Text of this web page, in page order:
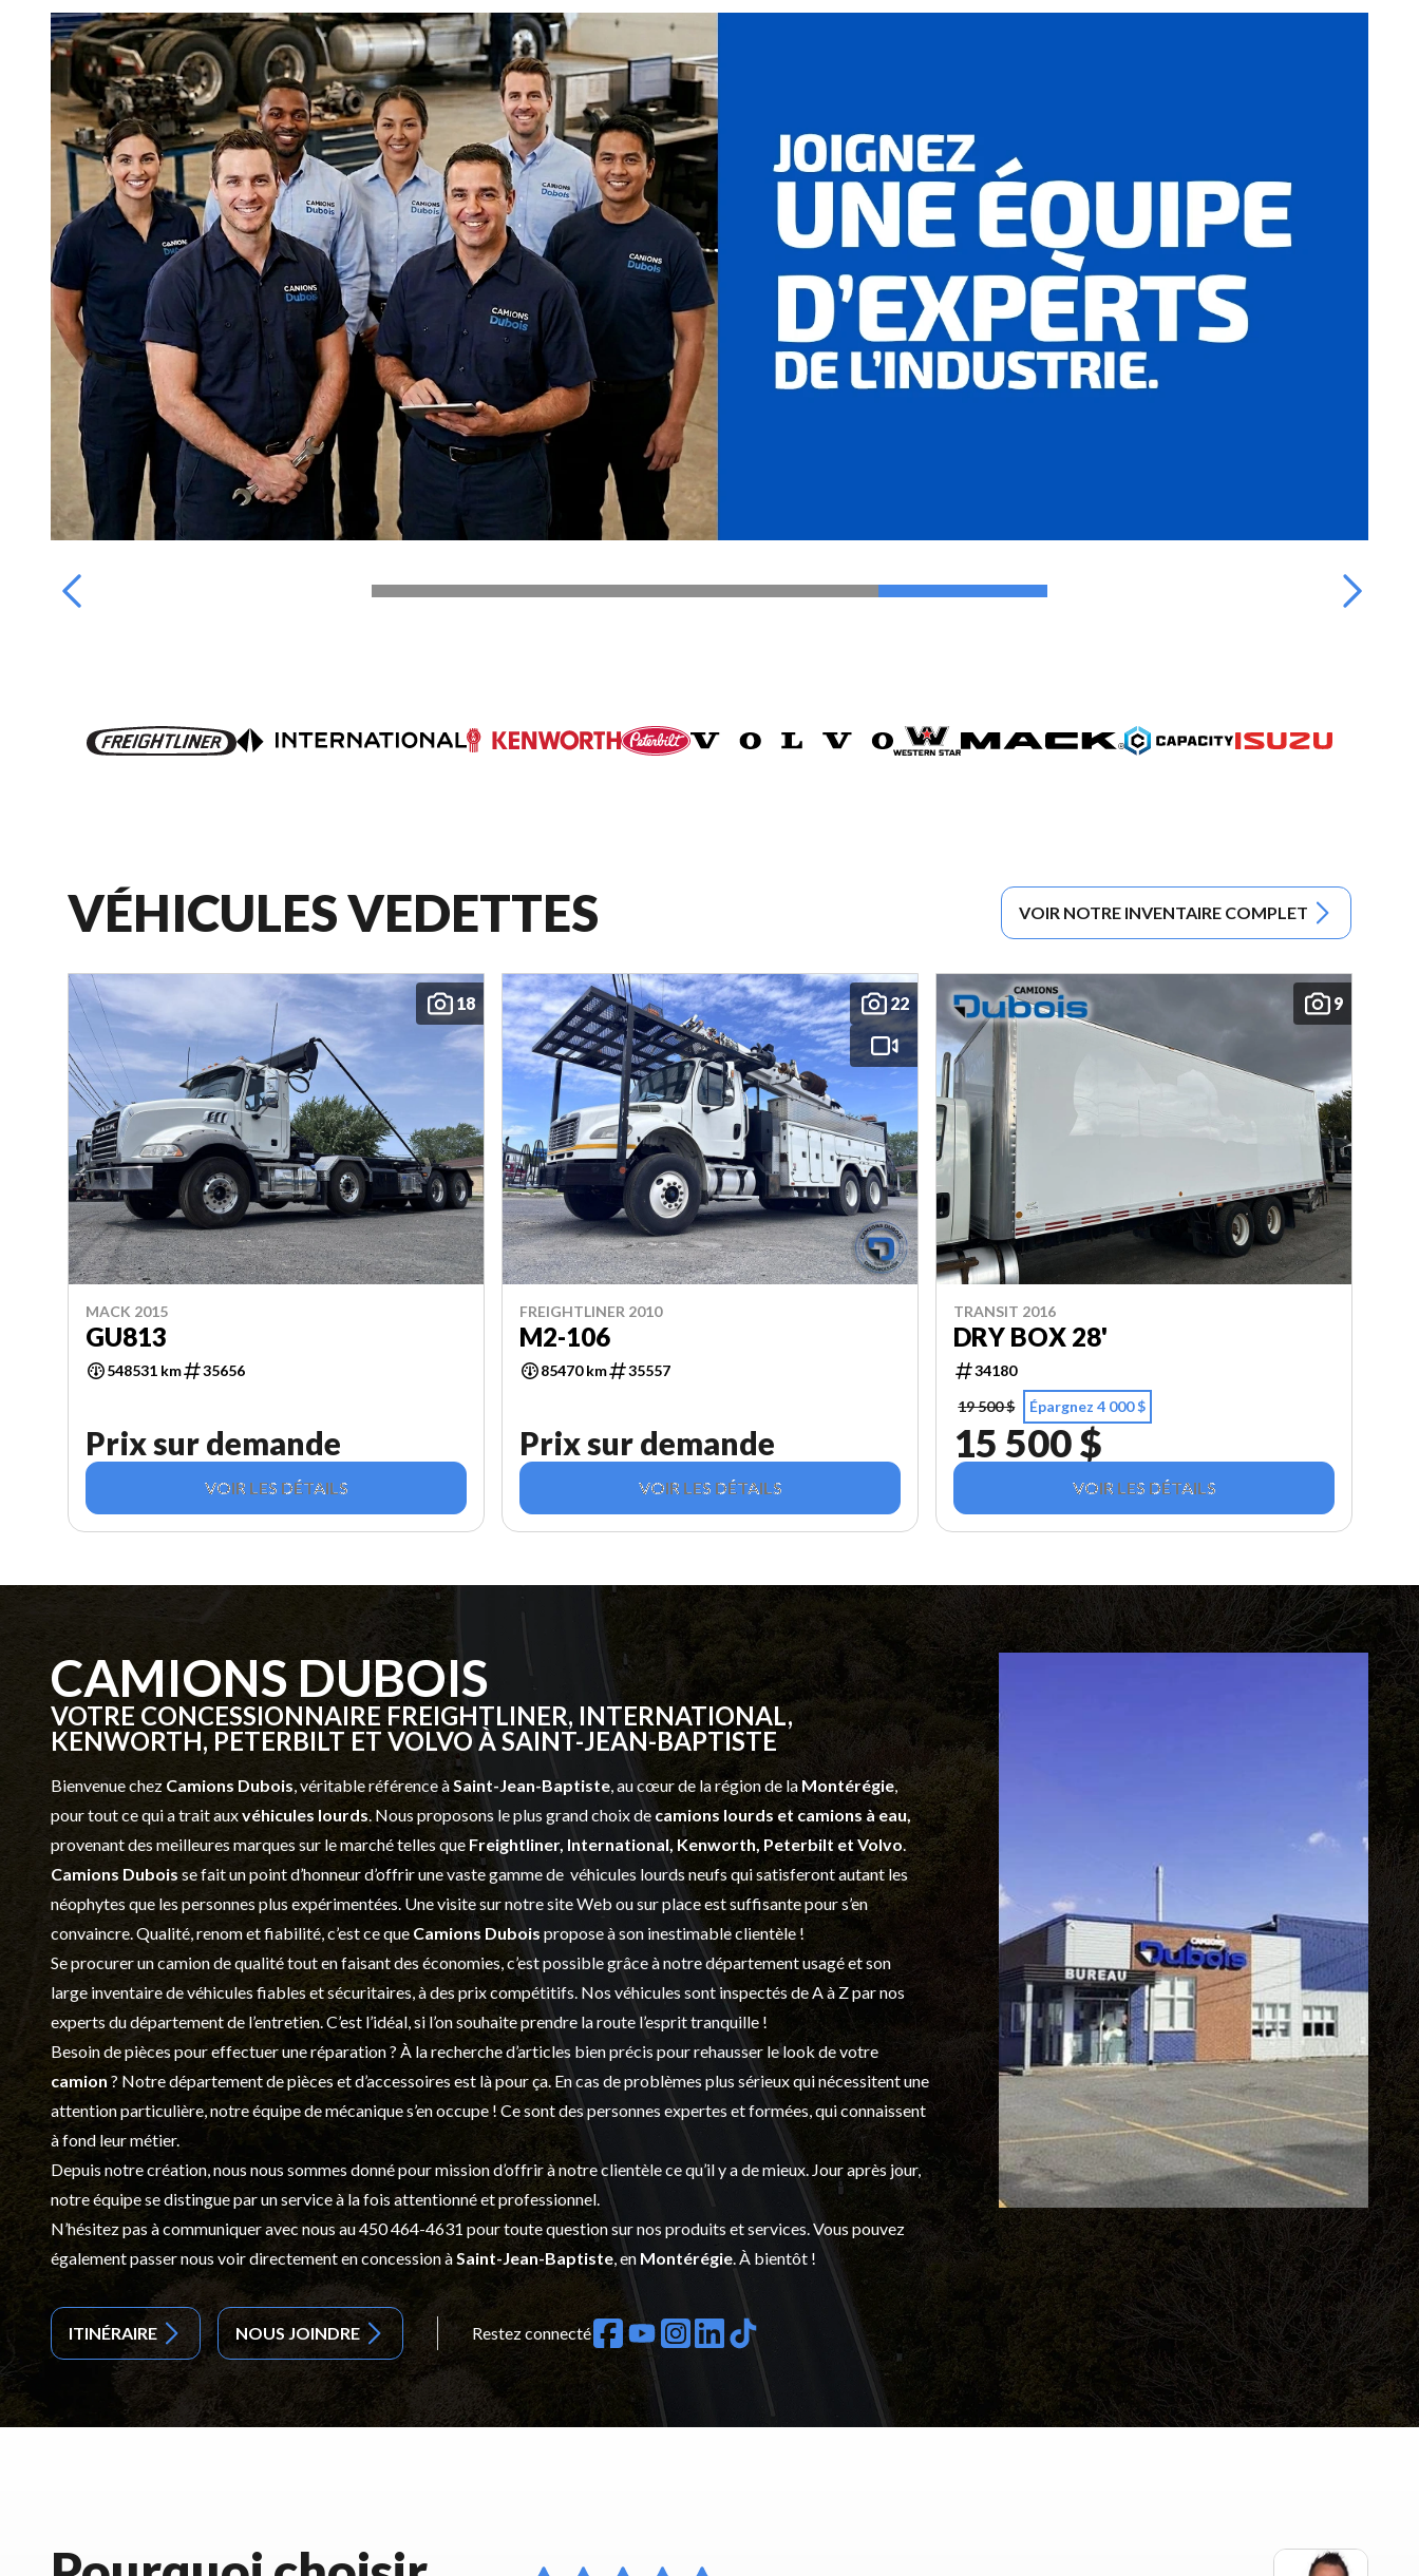
VÉHICULES VEDETTES VOIR NOTRE INVENTAIRE COMPLET
18
MACK 2015
GU813
548531 km 35656
Prix sur demande
VOIR LES DÉTAILS
22
FREIGHTLINER 2010
M2-106
85470 km 35557
Prix sur demande
VOIR LES DÉTAILS
9
TRANSIT 2016
DRY BOX 28'
34180
19 500 $
Épargnez 4 000 $
15 500 $
VOIR LES DÉTAILS
CAMIONS DUBOIS
VOTRE CONCESSIONNAIRE FREIGHTLINER, INTERNATIONAL,
KENWORTH, PETERBILT ET VOLVO À SAINT-JEAN-BAPTISTE
Bienvenue chez Camions Dubois, véritable référence àSaint-Jean-Baptiste, au cœur de la région de la Montérégie,
pour tout ce qui a trait auxvéhicules lourds. Nous proposons le plus grand choix de camions lourds et camions à eau,
provenant des meilleures marques sur le marché telles que Freightliner, International, Kenworth, Peterbilt et Volvo.
Camions Dubois se fait un point d’honneur d’offrir une vaste gamme de véhicules lourds neufsqui satisferont autant les
néophytes que les personnes plus expérimentées. Une visite sur notre site Web ou sur place est suffisante pour s’en
convaincre. Qualité, renom et fiabilité, c’est ce que Camions Dubois propose à son inestimable clientèle !
Se procurer un camion de qualité tout en faisant des économies, c’est possible grâce à notredépartement usagéet son
large inventaire de véhicules fiables et sécuritaires, à des prix compétitifs. Nos véhicules sont inspectés de A à Z par nos
experts du département de l’entretien. C’est l’idéal, si l’on souhaite prendre la route l’esprit tranquille !
Besoin de pièces pour effectuer une réparation ? À la recherche d’articles bien précis pour rehausser le look de votre
camion ? Notre département depièces et d’accessoires est là pour ça. En cas de problèmes plus sérieux qui nécessitent une
attention particulière, notre équipe de mécanique s’en occupe ! Ce sont des personnes expertes et formées, qui connaissent
à fond leur métier.
Depuis notre création, nous nous sommes donné pour mission d’offrir à notre clientèle ce qu’il y a de mieux. Jour après jour,
notre équipe se distingue par un service à la fois attentionné et professionnel.
N’hésitez pas à communiquer avec nous au450 464-4631 pour toute question sur nos produits et services. Vous pouvez
également passer nous voir directement en concession àSaint-Jean-Baptiste, en Montérégie. À bientôt !
ITINÉRAIRE NOUS JOINDRE Restez connecté